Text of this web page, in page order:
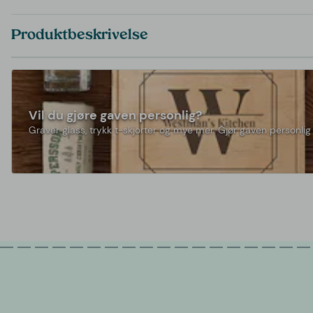
Produktbeskrivelse
Vil du gjøre gaven personlig?
Graver glass, trykk t-skjorter og mye mer. Gjør gaven personlig